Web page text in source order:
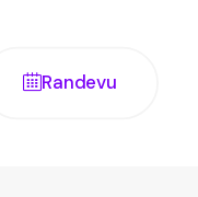
Randevu